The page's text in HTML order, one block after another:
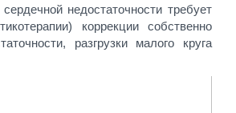
недостаточности требует
коррекции собственно
разгрузки малого круга